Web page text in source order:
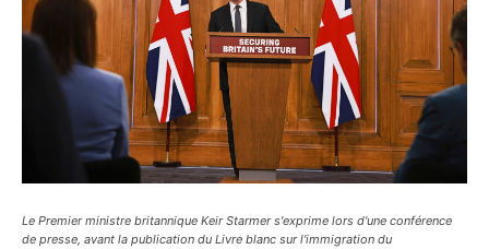
Le Premier ministre britannique Keir Starmer s'exprime lors d'une conférence
de presse, avant la publication du Livre blanc sur l'immigration du